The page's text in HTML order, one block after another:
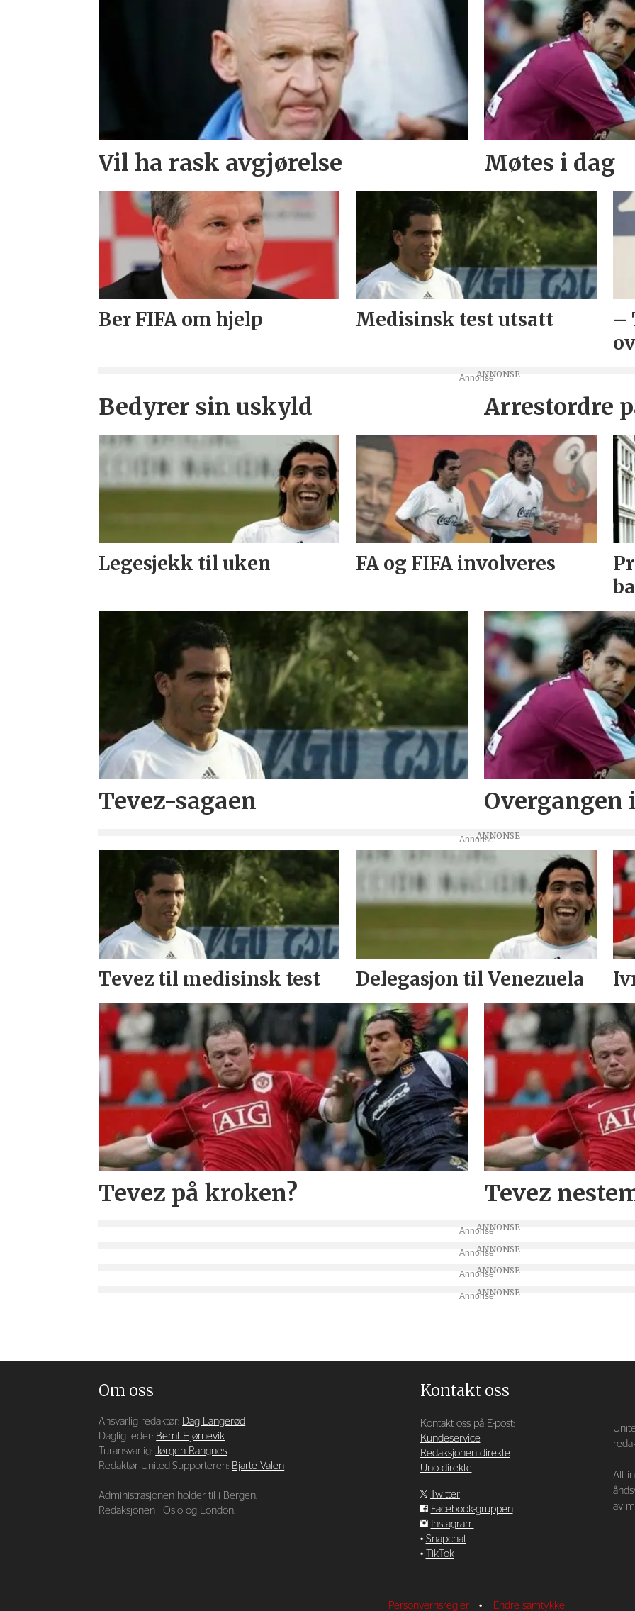
Vil ha rask avgjørelse Møtes i dag
Ber FIFA om hjelp Medisinsk test utsatt
–
Annonse
Bedyrer sin uskyld Arrestordre
Legesjekk til uken FA og FIFA involveres
Tevez-sagaen Overgangen
Annonse
Tevez til medisinsk test Delegasjon til Venezuela
Tevez på kroken? Tevez
Annonse
Annonse
Annonse
Annonse
Om oss
Ansvarlig redaktør: Dag Langerød
Daglig leder: Bernt Hjørnevik
Turansvarlig:Jørgen Rangnes
Redaktør United-Supporteren: Bjarte Valen
Administrasjonen holder til i Bergen.
Redaksjonen i Oslo og London.
Kontakt oss
Kontakt oss på E-post:
Kundeservice
Redaksjonen direkte
Uno direkte
Twitter
Facebook-gruppen
Instagram
• Snapchat
•
TikTok
Alt
av
Personvernsregler • Endre samtykke